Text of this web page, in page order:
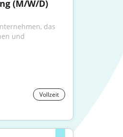
(M/W/D)
das
und
Vollzeit